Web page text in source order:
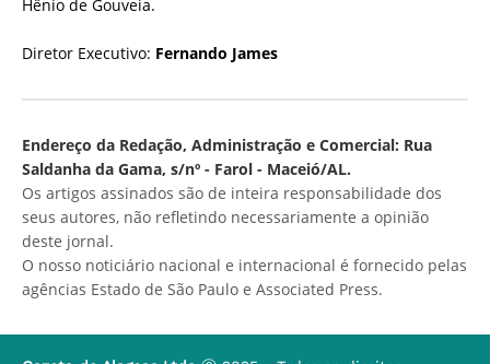
Hênio de Gouveia.
Diretor Executivo: Fernando James
Endereço da Redação, Administração e Comercial: Rua
Saldanha da Gama, s/nº - Farol - Maceió/AL.
Os artigos assinados são de inteira responsabilidade dos
seus autores, não refletindo necessariamente a opinião
deste jornal.
O nosso noticiário nacional e internacional é fornecido pelas
agências Estado de São Paulo e Associated Press.